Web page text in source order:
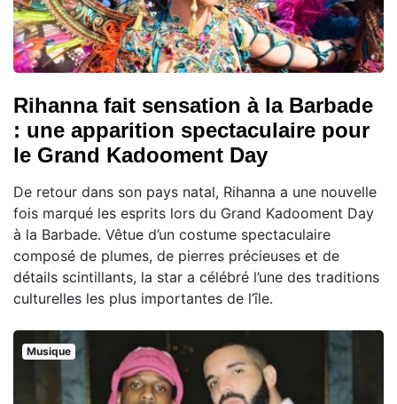
Rihanna fait sensation à la Barbade
: une apparition spectaculaire pour
le Grand Kadooment Day
De retour dans son pays natal, Rihanna a une nouvelle
fois marqué les esprits lors du Grand Kadooment Day
à la Barbade. Vêtue d’un costume spectaculaire
composé de plumes, de pierres précieuses et de
détails scintillants, la star a célébré l’une des traditions
culturelles les plus importantes de l’île.
Musique